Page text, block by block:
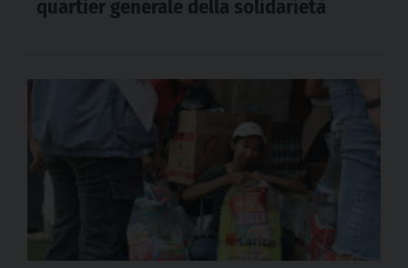
quartier generale della solidarietà